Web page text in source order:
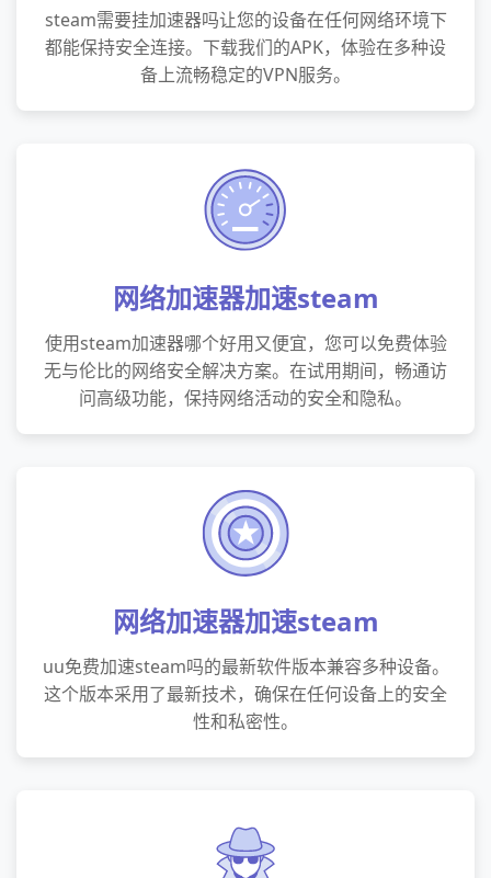
steam需要挂加速器吗让您的设备在任何网络环境下
都能保持安全连接。下载我们的APK，体验在多种设
备上流畅稳定的VPN服务。
网络加速器加速steam
使用steam加速器哪个好用又便宜，您可以免费体验
无与伦比的网络安全解决方案。在试用期间，畅通访
问高级功能，保持网络活动的安全和隐私。
网络加速器加速steam
uu免费加速steam吗的最新软件版本兼容多种设备。
这个版本采用了最新技术，确保在任何设备上的安全
性和私密性。